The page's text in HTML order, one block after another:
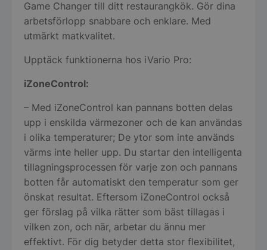
Game Changer till ditt restaurangkök. Gör dina
arbetsförlopp snabbare och enklare. Med
utmärkt matkvalitet.
Upptäck funktionerna hos iVario Pro:
iZoneControl:
– Med iZoneControl kan pannans botten delas
upp i enskilda värmezoner och de kan användas
i olika temperaturer; De ytor som inte används
värms inte heller upp. Du startar den intelligenta
tillagningsprocessen för varje zon och pannans
botten får automatiskt den temperatur som ger
önskat resultat. Eftersom iZoneControl också
ger förslag på vilka rätter som bäst tillagas i
vilken zon, och när, arbetar du ännu mer
effektivt. För dig betyder detta stor flexibilitet,